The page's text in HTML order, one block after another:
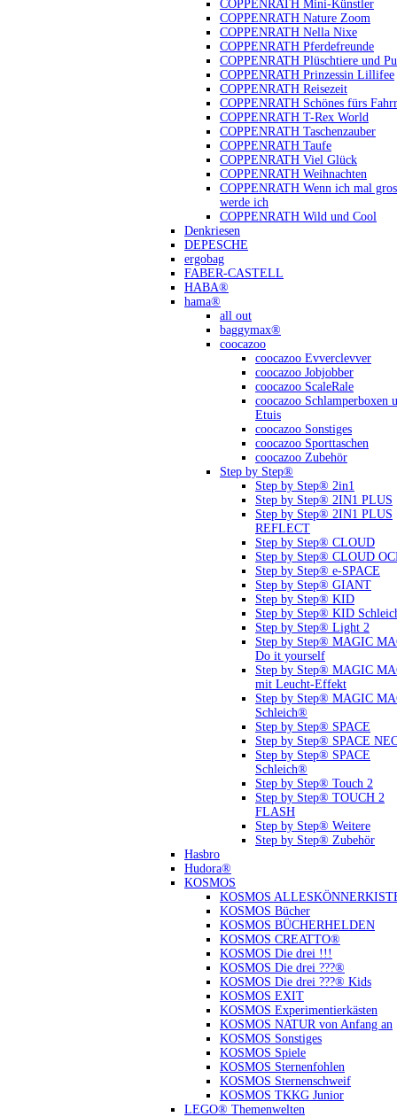
COPPENRATH Mini-Künstler
COPPENRATH Nature Zoom
COPPENRATH Nella Nixe
COPPENRATH Pferdefreunde
COPPENRATH Plüschtiere und
COPPENRATH Prinzessin Lillifee
COPPENRATH Reisezeit
COPPENRATH Schönes fürs
COPPENRATH T-Rex World
COPPENRATH Taschenzauber
COPPENRATH Taufe
COPPENRATH Viel Glück
COPPENRATH Weihnachten
COPPENRATH Wenn ich mal
werde ich
COPPENRATH Wild und Cool
Denkriesen
DEPESCHE
ergobag
FABER-CASTELL
HABA®
hama®
all out
baggymax®
coocazoo
coocazoo Evverclevver
coocazoo Jobjobber
coocazoo ScaleRale
coocazoo Schlamperboxen
Etuis
coocazoo Sonstiges
coocazoo Sporttaschen
coocazoo Zubehör
Step by Step®
Step by Step® 2in1
Step by Step® 2IN1 PLUS
Step by Step® 2IN1 PLUS
REFLECT
Step by Step® CLOUD
Step by Step® CLOUD
Step by Step® e-SPACE
Step by Step® GIANT
Step by Step® KID
Step by Step® KID
Step by Step® Light 2
Step by Step® MAGIC
Do it yourself
Step by Step® MAGIC
mit Leucht-Effekt
Step by Step® MAGIC
Schleich®
Step by Step® SPACE
Step by Step® SPACE
Step by Step® SPACE
Schleich®
Step by Step® Touch 2
Step by Step® TOUCH 2
FLASH
Step by Step® Weitere
Step by Step® Zubehör
Hasbro
Hudora®
KOSMOS
KOSMOS
KOSMOS Bücher
KOSMOS BÜCHERHELDEN
KOSMOS CREATTO®
KOSMOS Die drei !!!
KOSMOS Die drei ???®
KOSMOS Die drei ???® Kids
KOSMOS EXIT
KOSMOS Experimentierkästen
KOSMOS NATUR von Anfang an
KOSMOS Sonstiges
KOSMOS Spiele
KOSMOS Sternenfohlen
KOSMOS Sternenschweif
KOSMOS TKKG Junior
LEGO® Themenwelten